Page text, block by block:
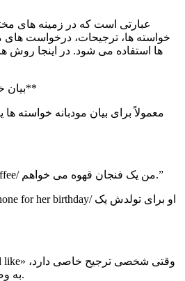
خواسته ها، ترجیحات، درخواست های
ها استفاده می شود. در اینجا روش
1. **بیان خواسته ها یا خواسته ها**
/ من یک فنجان قهوه می خواهم.”
for her birthday/ او برای تولدش یک
وقتی شخصی ترجیح خاصی دارد، «like
به وضوح و مودبانه کمک می کند.